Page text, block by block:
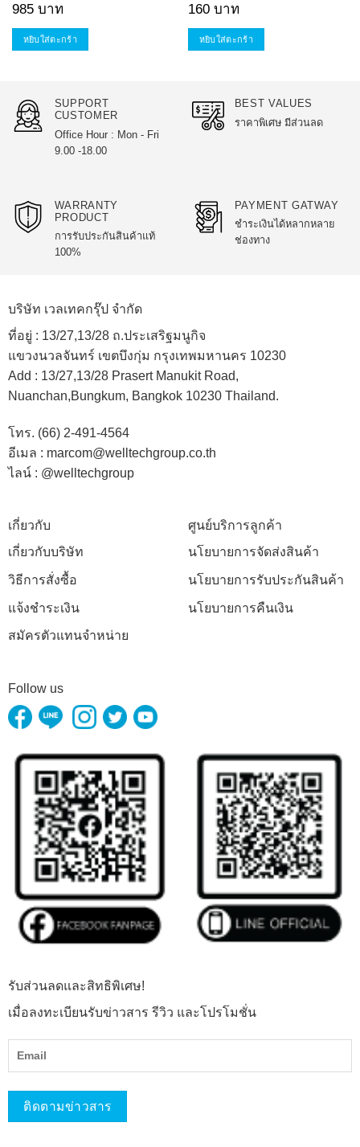
985 บาท
หยิบใส่ตะกร้า
160 บาท
หยิบใส่ตะกร้า
SUPPORT
CUSTOMER
Office Hour : Mon - Fri
9.00 -18.00
BEST VALUES
ราคาพิเศษ มีส่วนลด
WARRANTY
PRODUCT
การรับประกันสินค้าแท้
100%
PAYMENT GATWAY
ชำระเงินได้หลากหลาย
ช่องทาง
บริษัท เวลเทคกรุ๊ป จำกัด
ที่อยู่ : 13/27,13/28 ถ.ประเสริฐมนูกิจ
แขวงนวลจันทร์ เขตบึงกุ่ม กรุงเทพมหานคร 10230
Add : 13/27,13/28 Prasert Manukit Road,
Nuanchan,Bungkum, Bangkok 10230 Thailand.
โทร. (66) 2-491-4564
อีเมล : marcom@welltechgroup.co.th
ไลน์ : @welltechgroup
เกี่ยวกับ
เกี่ยวกับบริษัท
วิธีการสั่งซื้อ
แจ้งชำระเงิน
สมัครตัวแทนจำหน่าย
ศูนย์บริการลูกค้า
นโยบายการจัดส่งสินค้า
นโยบายการรับประกันสินค้า
นโยบายการคืนเงิน
Follow us
รับส่วนลดและสิทธิพิเศษ!
เมื่อลงทะเบียนรับข่าวสาร รีวิว และโปรโมชั่น